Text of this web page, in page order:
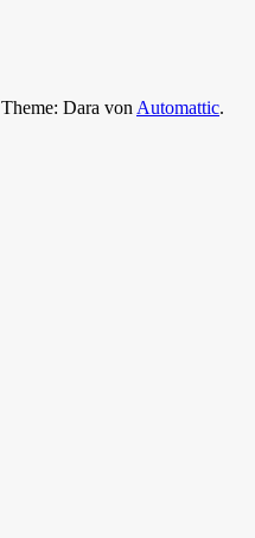
Theme: Dara von Automattic.